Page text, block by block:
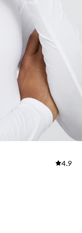
4.9